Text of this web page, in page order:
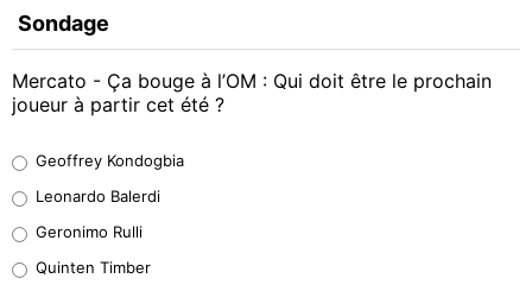
Sondage
Mercato - Ça bouge à l’OM : Qui doit être le prochain
joueur à partir cet été ?
38%
32%
Geoffrey Kondogbia
Leonardo Balerdi
Geronimo Rulli
Quinten Timber